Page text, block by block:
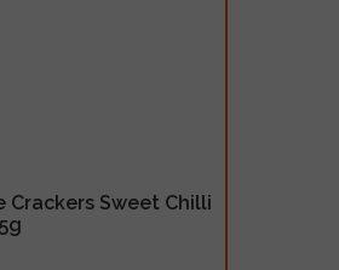
Crackers Sweet Chilli